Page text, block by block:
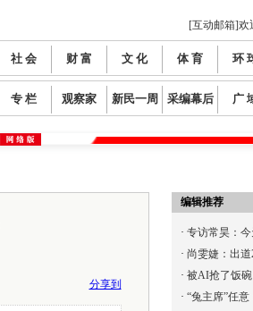
[互动邮箱]欢
社 会 财 富 文 化 体 育 环
专 栏 观察家 新民一周 采编幕后 广
分享到
编辑推荐
· 专访常昊：
· 尚雯婕：出
· 被AI抢了饭碗
· “兔主席”任